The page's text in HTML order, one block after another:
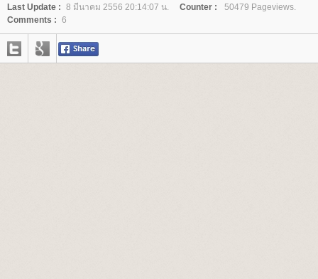
Last Update : 8 มีนาคม 2556 20:14:07 น. Counter :
50479 Pageviews.
Comments : 6